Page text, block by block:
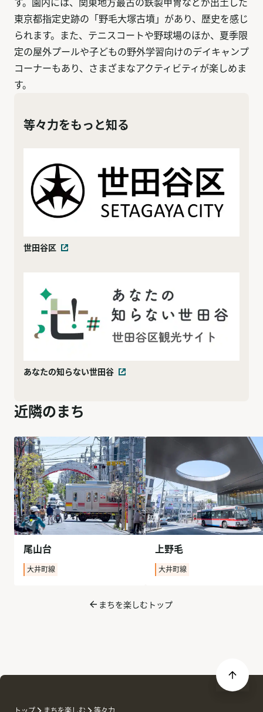
す。園内には、関東地方最古の鉄製甲冑などが出土した
東京都指定史跡の「野毛大塚古墳」があり、歴史を感じ
られます。また、テニスコートや野球場のほか、夏季限
定の屋外プールや子どもの野外学習向けのデイキャンプ
コーナーもあり、さまざまなアクティビティが楽しめま
す。
等々力をもっと知る
世田谷区
あなたの知らない世田谷
近隣のまち
尾山台
大井町線
上野毛
大井町線
まちを楽しむトップ